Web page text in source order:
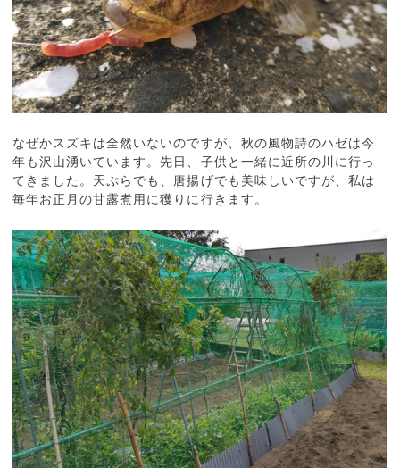
なぜかスズキは全然いないのですが、秋の風物詩のハゼは今
年も沢山湧いています。先日、子供と一緒に近所の川に行っ
てきました。天ぷらでも、唐揚げでも美味しいですが、私は
毎年お正月の甘露煮用に獲りに行きます。